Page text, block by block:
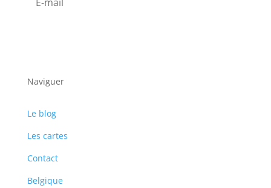
Naviguer
Le blog
Les cartes
Contact
Belgique